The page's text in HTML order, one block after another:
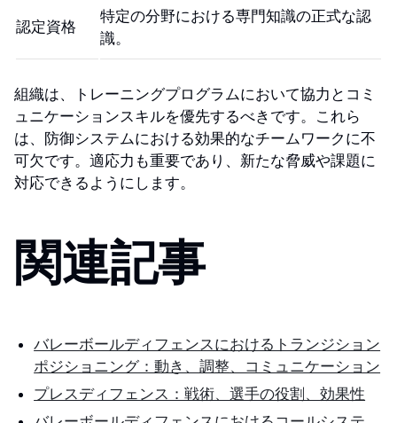
認定資格
特定の分野における専門知識の正式な認
識。
組織は、トレーニングプログラムにおいて協力とコミ
ュニケーションスキルを優先するべきです。これら
は、防御システムにおける効果的なチームワークに不
可欠です。適応力も重要であり、新たな脅威や課題に
対応できるようにします。
関連記事
バレーボールディフェンスにおけるトランジション
ポジショニング：動き、調整、コミュニケーション
プレスディフェンス：戦術、選手の役割、効果性